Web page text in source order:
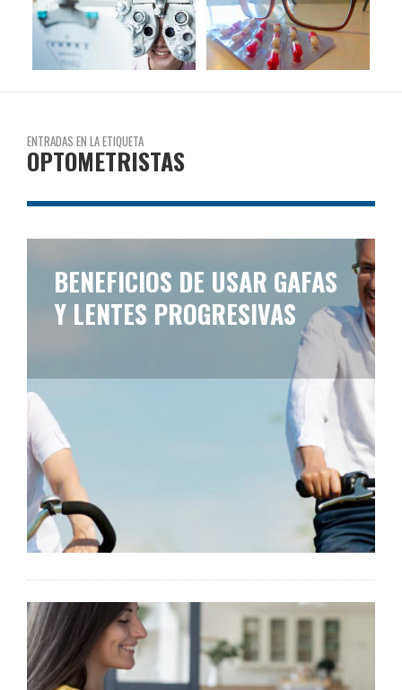
ENTRADAS EN LA ETIQUETA
OPTOMETRISTAS
BENEFICIOS DE USAR GAFAS
Y LENTES PROGRESIVAS